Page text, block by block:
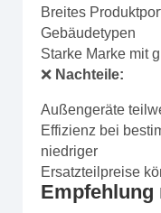
Breites
Gebäudetypen
Starke Marke mit
❌ Nachteile:
Außengeräte
Effizienz bei
niedriger
Ersatzteilpreise
Empfehlung